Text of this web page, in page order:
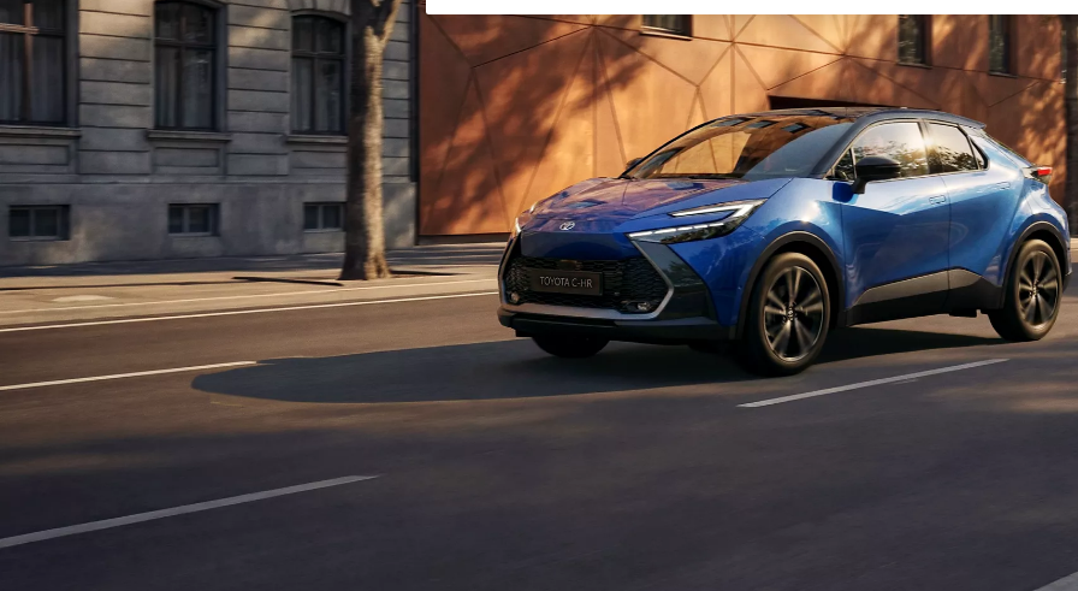
ZERO EMISSIONI, SOLO GOCCE D'ACQUA
GR Yaris
Da
Hilux
MILD HYBRID E FULL ELECTRIC
Da € 36.400 (IVA esclusa)
PROACE CITY
ANCHE IN VERSIONE ELECTRIC
Da € 16.300 (IVA esclusa)
PROACE MAX
ANCHE IN VERSIONE ELECTRIC
Da € 23.500 (IVA esclusa)
PROACE
ANCHE IN VERSIONE ELECTRIC
Da € 21.000 (IVA esclusa)
I prezzi mostrati sono prezzi promozionali validi con Bonus Toyota.
Prezzi promozionali validi fino al 31/08/2026 validi in caso di permuta o rottamazione di un autoveicolo posseduto da almeno 5 mesi, presso i concessionari che aderiscono